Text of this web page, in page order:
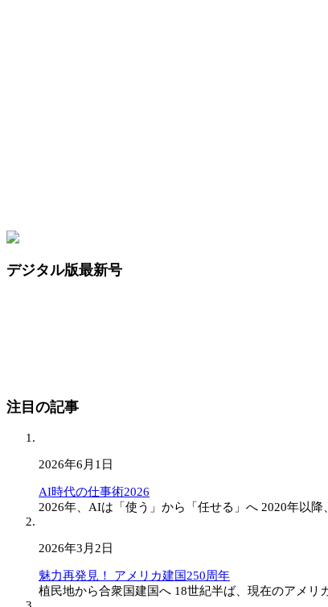
デジタル版最新号
注目の記事
2026年6月1日
AI時代の仕事術2026
2026年、AIは「使う」から「任せる」へ 2020年以
2026年3月2日
魅力再発見！ アメリカ建国250周年
植民地から合衆国建国へ 18世紀半ば、現在のアメリ